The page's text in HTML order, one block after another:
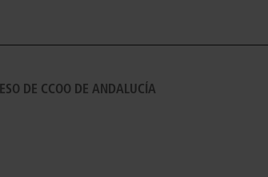
DE CCOO DE ANDALUCÍA